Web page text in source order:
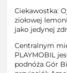
Ciekawostka:
ziołowej
jako jedynej
Centralnym
PLAYMOBIL
podnóża Gór